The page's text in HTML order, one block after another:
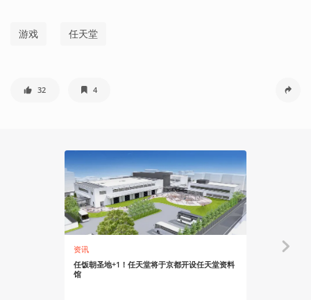
游戏 任天堂
32 4
资讯
任饭朝圣地+1！任天堂将于京都开设任天堂资料
馆